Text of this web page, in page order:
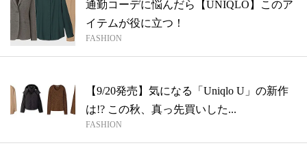
通勤コーデに悩んだら【UNIQLO】このア
イテムが役に立つ！
FASHION
【9/20発売】気になる「Uniqlo U」の新作
は!? この秋、真っ先買いした...
FASHION